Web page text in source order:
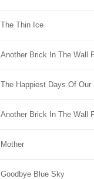
The Thin Ice
Another Brick In The Wall
The Happiest Days Of Our
Another Brick In The Wall
Mother
Goodbye Blue Sky